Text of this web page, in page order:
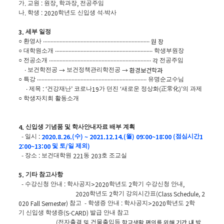
가. 교원 : 원장, 학과장, 전공주임
나. 학생 : 2020학년도 신입생 석 ·박사
3.세부 일정
○ 환영사 ·······································································원 장
○대학원소개 ································································· 학생부원장
○ 전공소개 ····································································각 전공주임
· 보건학전공 → 보건정책관리학전공 → 환경보건학과
○ 특강 ········································································· 유명순교수님
·제목 : ‘건강재난’ 코로나19가 던진‘새로운 정상화(正常化)’의 과제
○ 학생자치회 활동소개
4.신입생기념품 및 학사안내자료 배부 계획
- 일시 : 2020.8.26.(수)~ 2021.12.14.(월) 09:00~18:00 (점심시간1
2:00~13:00 및 토/일 제외)
- 장소 : 보건대학원 221 동 203호 조교실
5.기타 참고사항
- 수강신청 안내 : 학사공지 >2020학년도 2학기 수강신청 안내 ,
2020학년도 2학기 강의시간표(Class Schedule, 2
020 Fall Semester) 참고 - 학생증 안내 : 학사공지 >2020학년도 2학
기신입생 학생증(S-CARD) 발급 안내 참고
(전자출결 및 건물출입등 학교생활 편의를 위해 기간 내 발